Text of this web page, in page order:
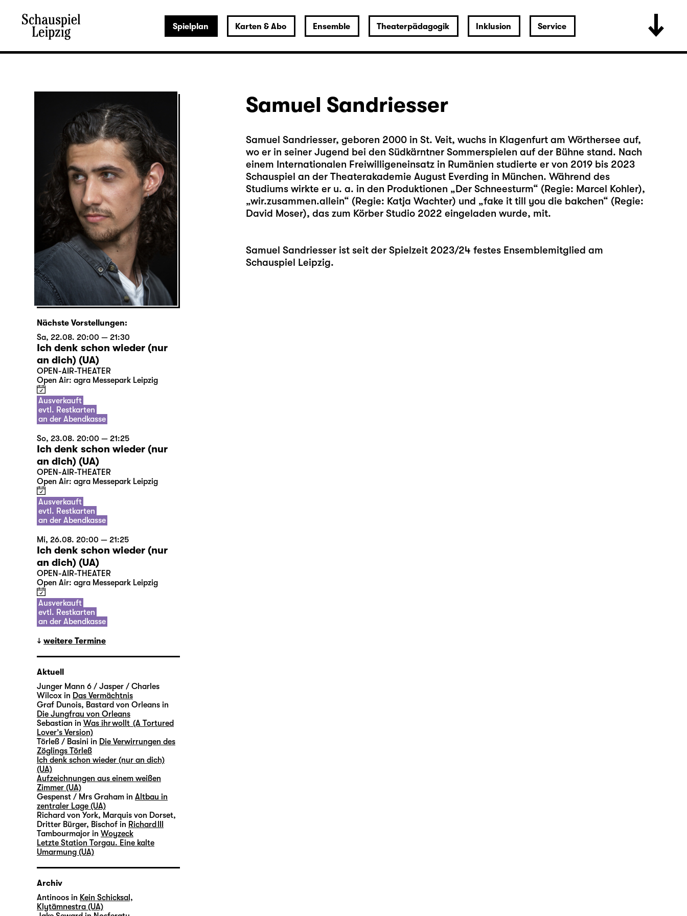
Spielplan Karten & Abo Ensemble Theaterpädagogik Inklusion Service
Samuel Sandriesser
Samuel Sandriesser, geboren 2000 in St. Veit, wuchs in Klagenfurt am Wörthersee auf,
wo er in seiner Jugend bei den Südkärntner Sommerspielen auf der Bühne stand. Nach
einem Internationalen Freiwilligeneinsatz in Rumänien studierte er von 2019 bis 2023
Schauspiel an der Theaterakademie August Everding in München. Während des
Studiums wirkte er u. a. in den Produktionen „Der Schneesturm“ (Regie: Marcel Kohler),
„wir.zusammen.allein“ (Regie: Katja Wachter) und „fake it till you die bakchen“ (Regie:
David Moser), das zum Körber Studio 2022 eingeladen wurde, mit.
Samuel Sandriesser ist seit der Spielzeit 2023/24 festes Ensemblemitglied am
Schauspiel Leipzig.
Nächste Vorstellungen:
Sa, 22.08. 20:00 — 21:30
Ich denk schon wieder (nur
an dich) (UA)
OPEN-AIR-THEATER
Open Air: agra Messepark Leipzig
Ausverkauft
evtl. Restkarten
an der Abendkasse
So, 23.08. 20:00 — 21:25
Ich denk schon wieder (nur
an dich) (UA)
OPEN-AIR-THEATER
Open Air: agra Messepark Leipzig
Ausverkauft
evtl. Restkarten
an der Abendkasse
Mi, 26.08. 20:00 — 21:25
Ich denk schon wieder (nur
an dich) (UA)
OPEN-AIR-THEATER
Open Air: agra Messepark Leipzig
Ausverkauft
evtl. Restkarten
an der Abendkasse
weitere Termine
Aktuell
Junger Mann 6 / Jasper / Charles
Wilcox in Das Vermächtnis
Graf Dunois, Bastard von Orleans in
Die Jungfrau von Orleans
Sebastian in Was ihr wollt (A Tortured
Lover’s Version)
Törleß / Basini in Die Verwirrungen des
Zöglings Törleß
Ich denk schon wieder (nur an dich)
(UA)
Aufzeichnungen aus einem weißen
Zimmer (UA)
Gespenst / Mrs Graham in Altbau in
zentraler Lage (UA)
Richard von York, Marquis von Dorset,
Dritter Bürger, Bischof in Richard III
Tambourmajor in Woyzeck
Letzte Station Torgau. Eine kalte
Umarmung (UA)
Archiv
Antinoos in Kein Schicksal,
Klytämnestra (UA)